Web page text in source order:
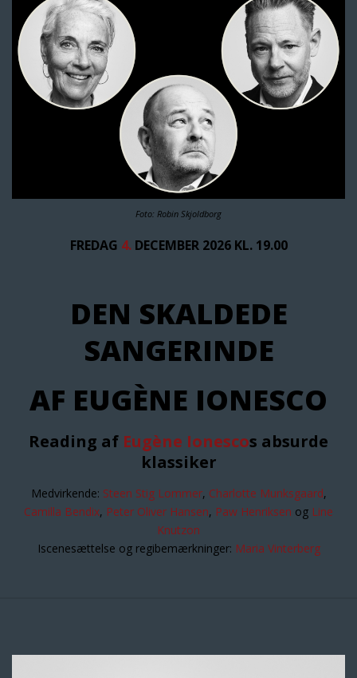
Foto: Robin Skjoldborg
FREDAG 4.DECEMBER 2026 KL. 19.00
DEN SKALDEDE
SANGERINDE
AF EUGÈNE IONESCO
Reading af Eugène Ionescos absurde
klassiker
Medvirkende: Steen Stig Lommer, Charlotte Munksgaard,
Camilla Bendix, Peter Oliver Hansen, Paw Henriksen og Line
Knutzon
Iscenesættelse og regibemærkninger: Maria Vinterberg